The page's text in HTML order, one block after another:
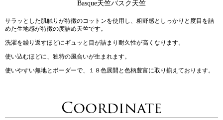
Basque天竺バスク天竺
サラッとした肌触りが特徴のコットンを使用し、粗野感としっかりと度目を詰
めた生地感が特徴の度詰め天竺です。
洗濯を繰り返すほどにギュッと目が詰まり耐久性が高くなります。
使い込むほどに、独特の風合いが生まれます。
使いやすい無地とボーダーで、１８色展開と色柄豊富に取り揃えております。
Coordinate